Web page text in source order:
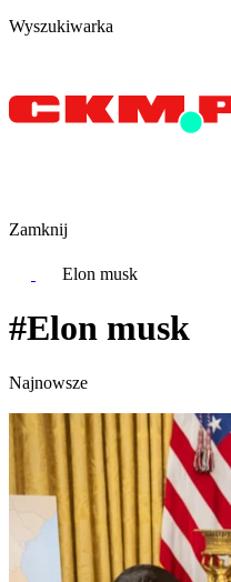
Wyszukiwarka
Zamknij
Elon musk
#Elon musk
Najnowsze